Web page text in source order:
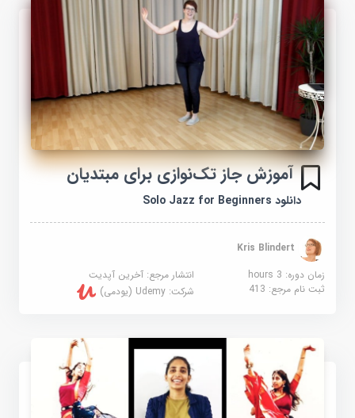
آموزش جاز تک‌نوازی برای مبتدیان
دانلود Solo Jazz for Beginners
Kris Blindert
زمان دوره: 3 hours
انتشار مرجع:آخرین آپدیت
ثبت نام مرجع:413 شرکت:Udemy (یودمی)